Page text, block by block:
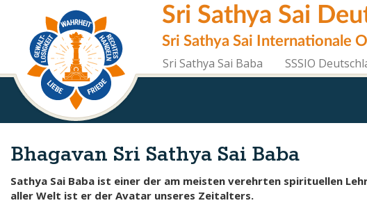
Sri Sathya Sai
Sri Sathya Sai Internationale
Sri Sathya Sai Baba
SSSIO
Bhagavan Sri Sathya Sai Baba
Sathya Sai Baba ist einer der am meisten verehrten spirituellen
aller Welt ist er der Avatar unseres Zeitalters.